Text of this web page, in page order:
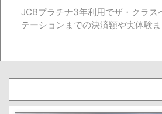
JCBプラチナ3年利用でザ・クラス
テーションまでの決済額や実体験